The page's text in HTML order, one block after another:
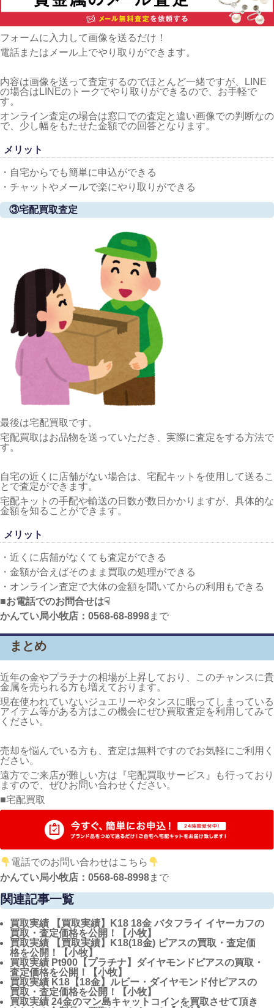
フォームに入力して画像を送るだけ！
電話またはメール上でやり取りができます。
内容は画像を送って査定するのでほとんど一緒ですが、LINE
の場合はLINEのトークでやり取りができるので、お手軽で
す。
オンライン査定の場合は窓口での査定と違い画像での判断なの
で、少し幅をもたせた金額での回答となります。
メリット
・自宅からでも簡単に申込ができる
・チャットやメールで楽にやり取りができる
③宅配買取査定
最後は宅配買取です。
宅配買取はお品物を送っていただき、実際に査定をする方法で
す。
自宅の近くに店舗がない場合は、宅配キットを使用して送るこ
とで査定ができます。
宅配キットの手配や輸送の日数が数日かかりますが、具体的な
金額を知ることができます。
メリット
・近くに店舗がなくても査定ができる
・金額が合えばそのまま買取の処理ができる
・オンライン査定で大体の金額を聞いてからの利用もできる
■お電話でのお問合せは☟
かんてい局小牧店：0568-68-8998まで
まとめ
近年の金やプラチナの相場が上昇しており、このチャンスに貴
金属を売られる方も増えております。
現在使われていないジュエリーやタンスに眠ってしまっている
アイテム等がある方はこの機会にぜひ買取査定を利用してみて
ください。
売却を悩んでいる方も、査定は無料ですのでお気軽にご利用く
ださい。
遠方でご来店が難しい方は『宅配買取サービス』も行っており
ますので、ぜひお問い合わせください。
■宅配買取
電話でのお問い合わせはこちら
かんてい局小牧店：0568-68-8998まで
関連記事一覧
買取実績 【買取実績】K18 18金 バタフライ イヤーカフの
買取・査定価格を公開！【小牧】
買取実績 【買取実績】K18(18金) ピアスの買取・査定価
格を公開！【小牧】
買取実績 Pt900【プラチナ】ダイヤモンドピアスの買取・
査定価格を公開！【小牧】
買取実績 K18【18金】ルビー・ダイヤモンド付ピアスの
買取・査定価格を公開！【小牧】
買取実績 24金のマン島キャットコインを買取させて頂き